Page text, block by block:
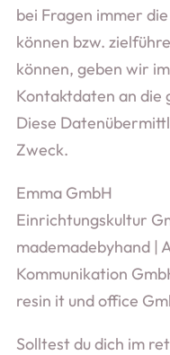
bei Fragen immer
können bzw.
können, geben wir
Kontaktdaten an
Diese
Zweck.
Emma GmbH
Einrichtungskultur
mademadebyhand |
Kommunikation
resin it und office
Solltest du dich im